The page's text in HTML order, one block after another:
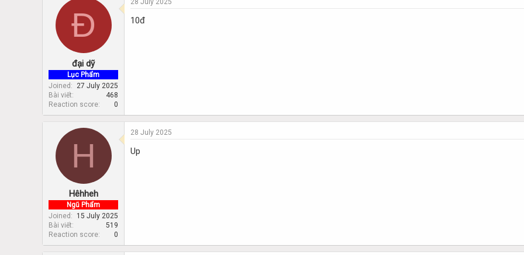
Đ
đại dỹ
Lục Phẩm
Joined
27 July 2025
Bài viết
468
Reaction score
0
28 July 2025
10đ
H
Hêhheh
Ngũ Phẩm
Joined
15 July 2025
Bài viết
519
Reaction score
0
28 July 2025
Up